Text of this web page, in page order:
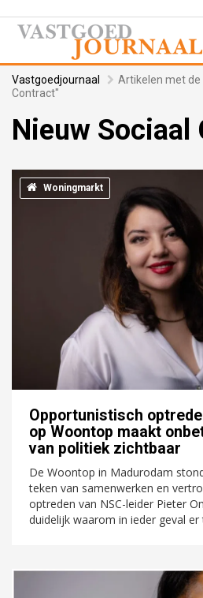
Vastgoedjournaal
Artikelen met de
Contract"
Nieuw Sociaal
Woningmarkt
Opportunistisch
op Woontop maakt
van politiek zichtbaar
De Woontop in Madurodam
teken van samenwerken en
optreden van NSC-leider Pieter
duidelijk waarom in ieder geval er